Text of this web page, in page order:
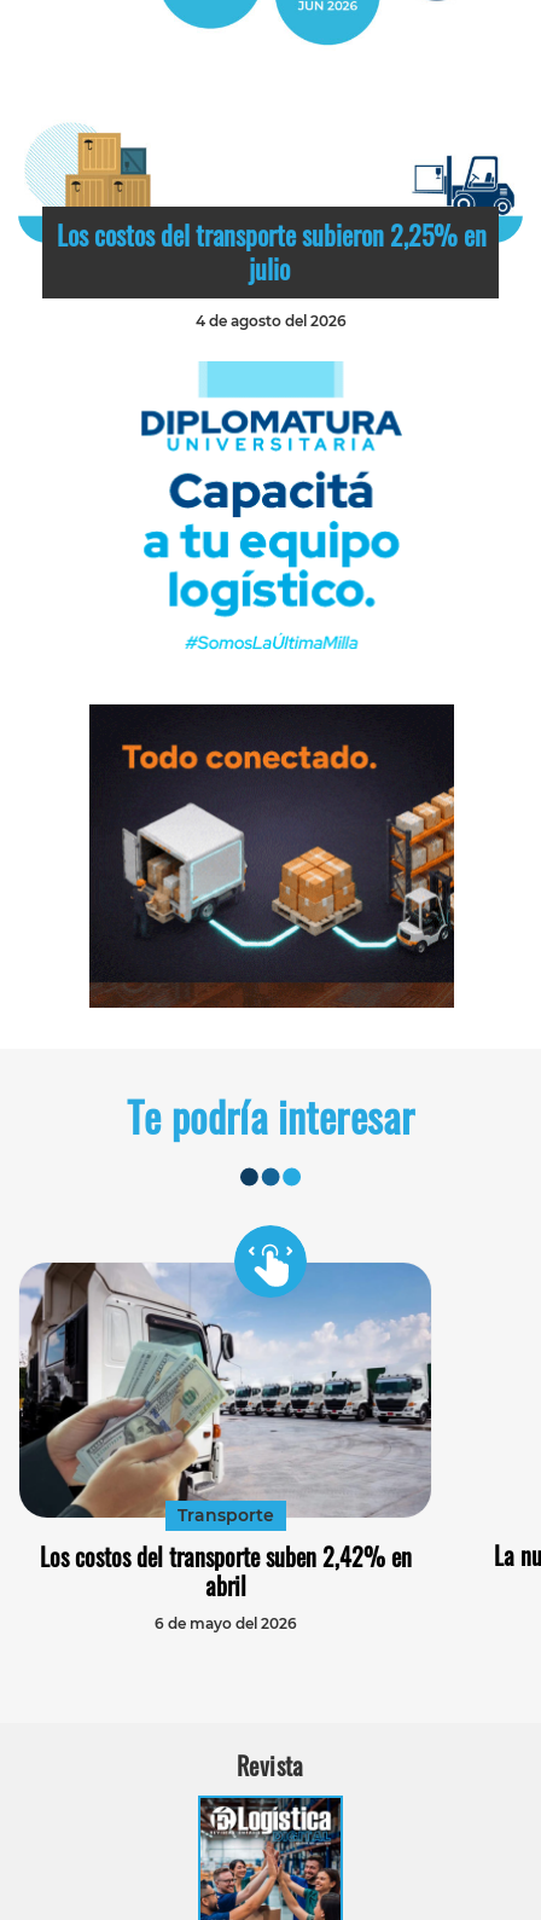
Los costos del transporte subieron 2,25% en
julio
4 de agosto del 2026
Te podría interesar
Transporte
Los costos del transporte suben 2,42% en
abril
6 de mayo del 2026
La
Revista